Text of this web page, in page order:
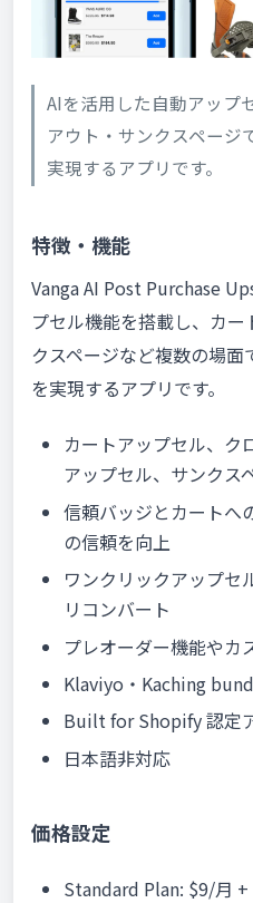
AIを活用した自動アップ
アウト・サンクスページ
実現するアプリです。
特徴・機能
Vanga AI Post Purchase
プセル機能を搭載し、カ
クスページなど複数の場
を実現するアプリです。
カートアップセル、ク
アップセル、サンクス
信頼バッジとカートへ
の信頼を向上
ワンクリックアップセ
リコンバート
プレオーダー機能やカ
Klaviyo・Kaching
Built for Shopify 認定
日本語非対応
価格設定
Standard Plan: $9/月